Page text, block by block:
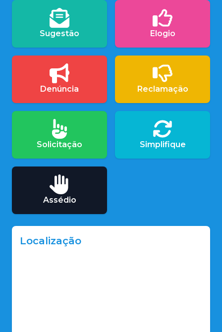
Sugestão Elogio
Denúncia Reclamação
Solicitação Simplifique
Assédio
Localização